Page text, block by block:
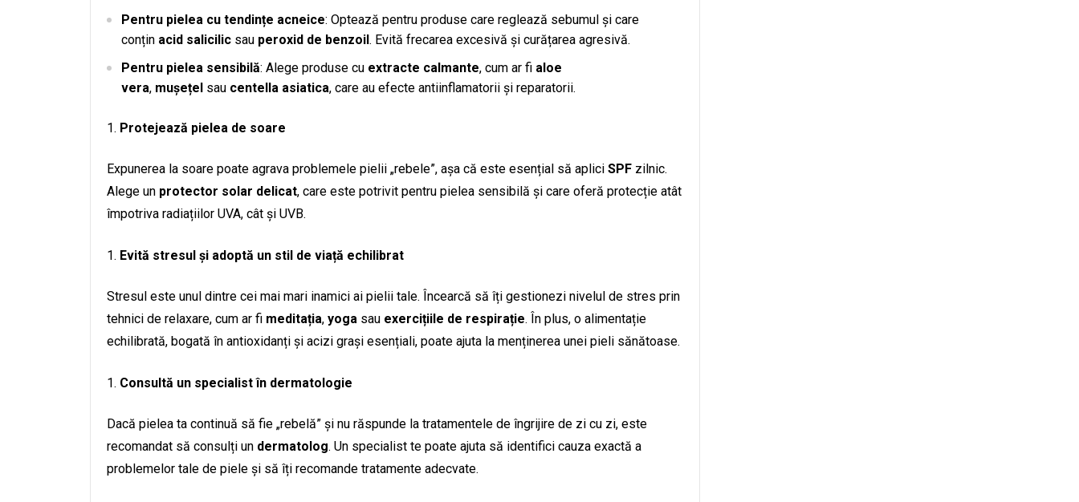
Pentru pielea cu tendințe acneice: Optează pentru produse care reglează sebumul și care
conțin acid salicilic sau peroxid de benzoil. Evită frecarea excesivă și curățarea agresivă.
Pentru pielea sensibilă: Alege produse cu extracte calmante, cum ar fi aloe
vera, mușețel sau centella asiatica, care au efecte antiinflamatorii și reparatorii.
Protejează pielea de soare
Expunerea la soare poate agrava problemele pielii „rebele”, așa că este esențial să aplici SPF zilnic.
Alege un protector solar delicat, care este potrivit pentru pielea sensibilă și care oferă protecție atât
împotriva radiațiilor UVA, cât și UVB.
Evită stresul și adoptă un stil de viață echilibrat
Stresul este unul dintre cei mai mari inamici ai pielii tale. Încearcă să îți gestionezi nivelul de stres prin
tehnici de relaxare, cum ar fi meditația, yoga sau exercițiile de respirație. În plus, o alimentație
echilibrată, bogată în antioxidanți și acizi grași esențiali, poate ajuta la menținerea unei pieli sănătoase.
Consultă un specialist în dermatologie
Dacă pielea ta continuă să fie „rebelă” și nu răspunde la tratamentele de îngrijire de zi cu zi, este
recomandat să consulți un dermatolog. Un specialist te poate ajuta să identifici cauza exactă a
problemelor tale de piele și să îți recomande tratamente adecvate.